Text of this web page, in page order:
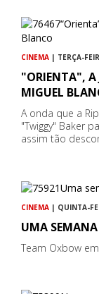
CINEMA | TERÇA-
"ORIENTA", A
MIGUEL
A onda que a
"Twiggy" Baker
assim tão
CINEMA | QUINTA-
UMA
Team Oxbow